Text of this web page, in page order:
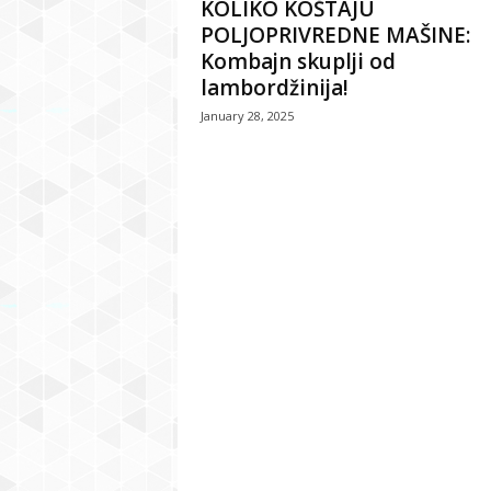
KOLIKO KOŠTAJU
POLJOPRIVREDNE MAŠINE:
Kombajn skuplji od
lambordžinija!
January 28, 2025